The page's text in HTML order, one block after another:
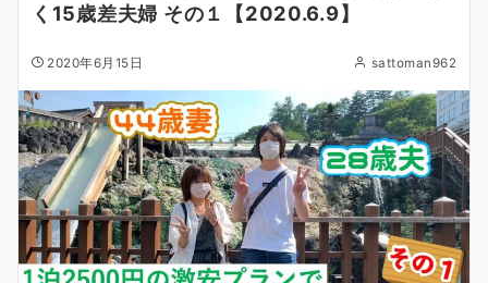
く15歳差夫婦 その１【2020.6.9】
2020年6月15日 sattoman962